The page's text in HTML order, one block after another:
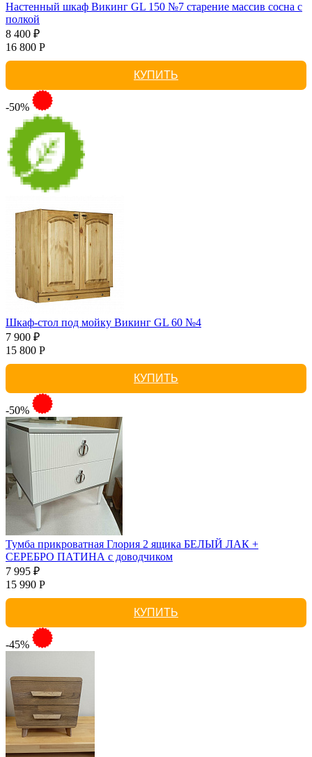
Настенный шкаф Викинг GL 150 №7 старение массив сосна с
полкой
8 400 ₽
16 800 Р
КУПИТЬ
-50%
Шкаф-стол под мойку Викинг GL 60 №4
7 900 ₽
15 800 Р
КУПИТЬ
-50%
Тумба прикроватная Глория 2 ящика БЕЛЫЙ ЛАК +
СЕРЕБРО ПАТИНА с доводчиком
7 995 ₽
15 990 Р
КУПИТЬ
-45%